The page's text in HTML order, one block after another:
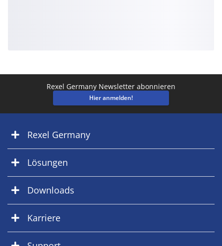
Rexel Germany Newsletter abonnieren
Hier anmelden!
Rexel Germany
Lösungen
Downloads
Karriere